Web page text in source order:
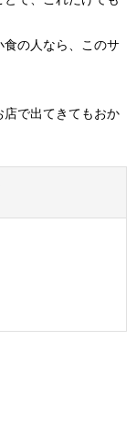
の人なら、このサ
で出てきてもおか